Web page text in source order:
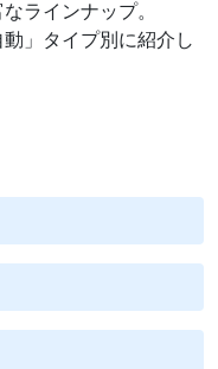
ラインナップ。
動」タイプ別に紹介し